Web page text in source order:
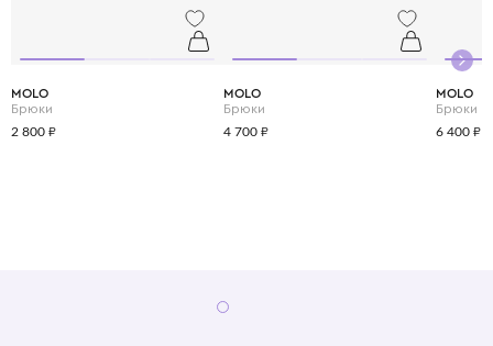
MOLO
Брюки
2 800 ₽
MOLO
Брюки
4 700 ₽
MOLO
Брюки
6 400 ₽